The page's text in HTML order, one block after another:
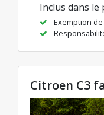
Inclus dans le
Exemption
Citroen C3